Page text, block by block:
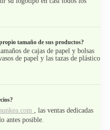
tamaño de sus productos?
de cajas de papel y bolsas
de papel y las tazas de plástico
, las ventas dedicadas
antes posible.